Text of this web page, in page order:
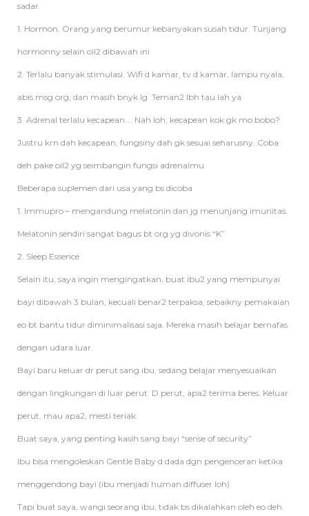
sadar.
1. Hormon. Orang yang berumur kebanyakan susah tidur. Tunjang
hormonny selain oil2 dibawah ini
2. Terlalu banyak stimulasi. Wifi d kamar, tv d kamar, lampu nyala,
abis msg org, dan masih bnyk lg. Teman2 lbh tau lah ya
3. Adrenal terlalu kecapean…. Nah loh, kecapean kok gk mo bobo?
Justru krn dah kecapean, fungsiny dah gk sesuai seharusny. Coba
deh pake oil2 yg seimbangin fungsi adrenalmu
Beberapa suplemen dari usa yang bs dicoba
1. Immupro – mengandung melatonin dan jg menunjang imunitas.
Melatonin sendiri sangat bagus bt org yg divonis “K”
2. Sleep Essence
Selain itu, saya ingin mengingatkan, buat ibu2 yang mempunyai
bayi dibawah 3 bulan, kecuali benar2 terpaksa, sebaikny pemakaian
eo bt bantu tidur diminimalisasi saja. Mereka masih belajar bernafas
dengan udara luar.
Bayi baru keluar dr perut sang ibu, sedang belajar menyesuaikan
dengan lingkungan di luar perut. D perut, apa2 terima beres. Keluar
perut, mau apa2, mesti teriak.
Buat saya, yang penting kasih sang bayi “sense of security”
Ibu bisa mengoleskan Gentle Baby d dada dgn pengenceran ketika
menggendong bayi (ibu menjadi human diffuser loh).
Tapi buat saya, wangi seorang ibu, tidak bs dikalahkan oleh eo deh.